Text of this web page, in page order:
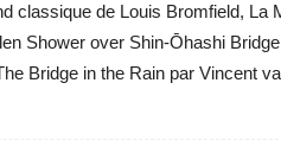
classique de Louis Bromfield, La
Shower over Shin-Ōhashi
Bridge in the Rain par Vincent